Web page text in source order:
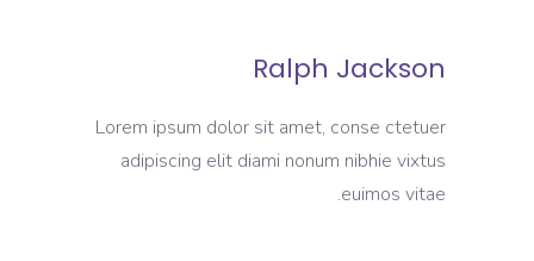
Ralph Jackson
Lorem ipsum dolor sit amet, conse ctetuer
adipiscing elit diami nonum nibhie vixtus
euimos vitae.